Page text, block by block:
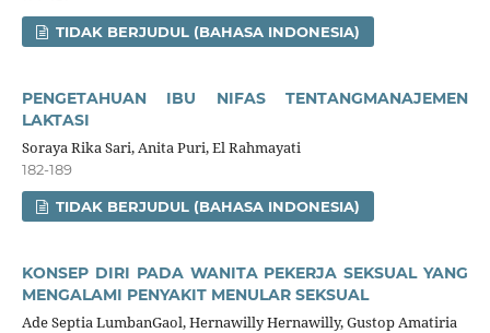
TIDAK BERJUDUL (BAHASA INDONESIA)
PENGETAHUAN IBU NIFAS TENTANGMANAJEMEN
LAKTASI
Soraya Rika Sari, Anita Puri, El Rahmayati
182-189
TIDAK BERJUDUL (BAHASA INDONESIA)
KONSEP DIRI PADA WANITA PEKERJA SEKSUAL YANG
MENGALAMI PENYAKIT MENULAR SEKSUAL
Ade Septia LumbanGaol, Hernawilly Hernawilly, Gustop Amatiria